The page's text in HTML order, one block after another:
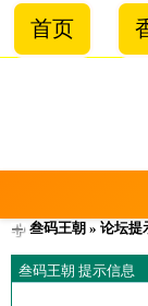
首页
叁码王朝 » 论坛提
叁码王朝 提示信息